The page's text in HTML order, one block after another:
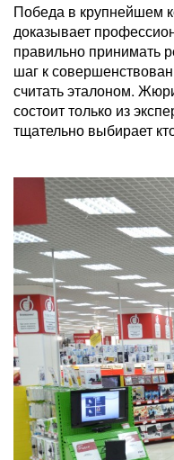
Победа в крупнейшем
доказывает
правильно принимать
шаг к
считать эталоном.
состоит только из
тщательно выбирает